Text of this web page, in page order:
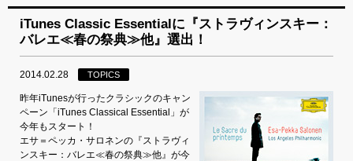
iTunes Classic Essentialに『ストラヴィンスキー：
バレエ≪春の祭典≫他』選出！
2014.02.28 TOPICS
昨年iTunesが行ったクラシックのキャン
ペーン「iTunes Classical Essential」が
今年もスタート！
エサ＝ペッカ・サロネンの『ストラヴィ
ンスキー：バレエ≪春の祭典≫他』が今